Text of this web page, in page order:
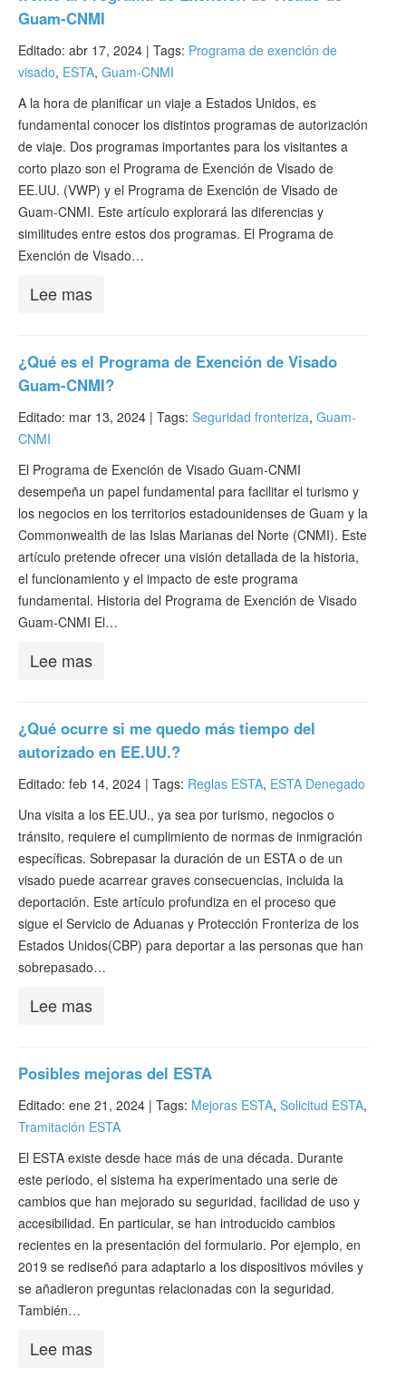
Guam-CNMI
Editado: abr 17, 2024 | Tags: Programa de exención de
visado, ESTA, Guam-CNMI
A la hora de planificar un viaje a Estados Unidos, es
fundamental conocer los distintos programas de autorización
de viaje. Dos programas importantes para los visitantes a
corto plazo son el Programa de Exención de Visado de
EE.UU. (VWP) y el Programa de Exención de Visado de
Guam-CNMI. Este artículo explorará las diferencias y
similitudes entre estos dos programas. El Programa de
Exención de Visado…
Lee mas
¿Qué es el Programa de Exención de Visado
Guam-CNMI?
Editado: mar 13, 2024 | Tags: Seguridad fronteriza, Guam-
CNMI
El Programa de Exención de Visado Guam-CNMI
desempeña un papel fundamental para facilitar el turismo y
los negocios en los territorios estadounidenses de Guam y la
Commonwealth de las Islas Marianas del Norte (CNMI). Este
artículo pretende ofrecer una visión detallada de la historia,
el funcionamiento y el impacto de este programa
fundamental. Historia del Programa de Exención de Visado
Guam-CNMI El…
Lee mas
¿Qué ocurre si me quedo más tiempo del
autorizado en EE.UU.?
Editado: feb 14, 2024 | Tags: Reglas ESTA, ESTA Denegado
Una visita a los EE.UU., ya sea por turismo, negocios o
tránsito, requiere el cumplimiento de normas de inmigración
específicas. Sobrepasar la duración de un ESTA o de un
visado puede acarrear graves consecuencias, incluida la
deportación. Este artículo profundiza en el proceso que
sigue el Servicio de Aduanas y Protección Fronteriza de los
Estados Unidos(CBP) para deportar a las personas que han
sobrepasado…
Lee mas
Posibles mejoras del ESTA
Editado: ene 21, 2024 | Tags: Mejoras ESTA, Solicitud ESTA,
Tramitación ESTA
El ESTA existe desde hace más de una década. Durante
este periodo, el sistema ha experimentado una serie de
cambios que han mejorado su seguridad, facilidad de uso y
accesibilidad. En particular, se han introducido cambios
recientes en la presentación del formulario. Por ejemplo, en
2019 se rediseñó para adaptarlo a los dispositivos móviles y
se añadieron preguntas relacionadas con la seguridad.
También…
Lee mas